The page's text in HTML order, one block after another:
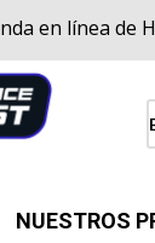
en línea de
NUESTROS